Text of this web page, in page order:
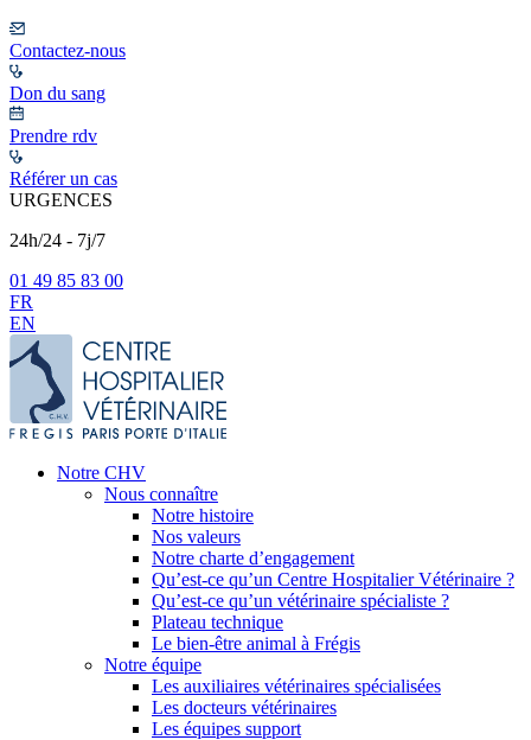
Contactez-nous
Don du sang
Prendre rdv
Référer un cas
URGENCES
24h/24 - 7j/7
01 49 85 83 00
FR
EN
Notre CHV
Nous connaître
Notre histoire
Nos valeurs
Notre charte d’engagement
Qu’est-ce qu’un Centre Hospitalier Vétérinaire ?
Qu’est-ce qu’un vétérinaire spécialiste ?
Plateau technique
Le bien-être animal à Frégis
Notre équipe
Les auxiliaires vétérinaires spécialisées
Les docteurs vétérinaires
Les équipes support